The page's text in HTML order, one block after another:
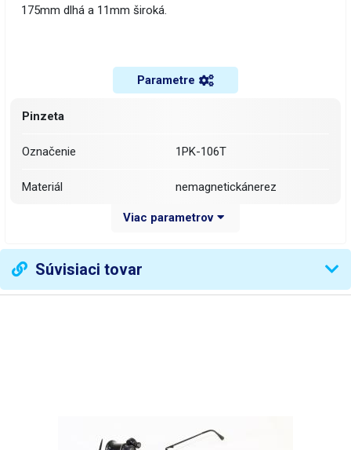
175mm dlhá a 11mm široká.
Parametre
Pinzeta
Označenie 1PK-106T
Materiál nemagnetickánerez
175 mm
Šírka špičky 1.5 mm
Viac parametrov
Súvisiaci tovar